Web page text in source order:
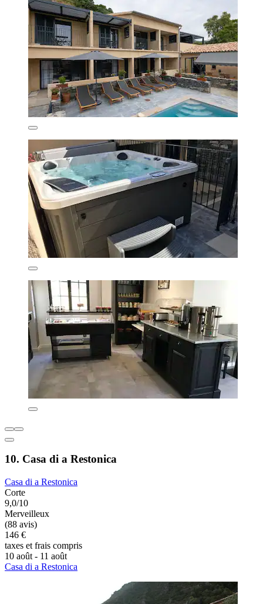
10. Casa di a Restonica
Casa di a Restonica
Corte
9,0/10
Merveilleux
(88 avis)
146 €
taxes et frais compris
10 août - 11 août
Casa di a Restonica